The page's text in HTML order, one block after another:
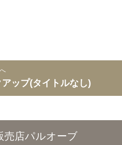
アップ(タイトルなし)
売店パルオーブ